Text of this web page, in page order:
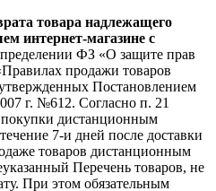
товара надлежащего
интернет-магазине с
ФЗ «О защите прав
продажи товаров
Постановлением
г. №612. Согласно п. 21
дистанционным
7-и дней после доставки
товаров дистанционным
Перечень товаров, не
При этом обязательным